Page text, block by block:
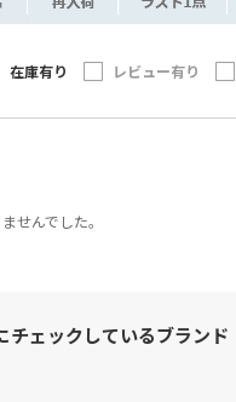
在庫有り レビュー有り
せんでした。
チェックしているブランド